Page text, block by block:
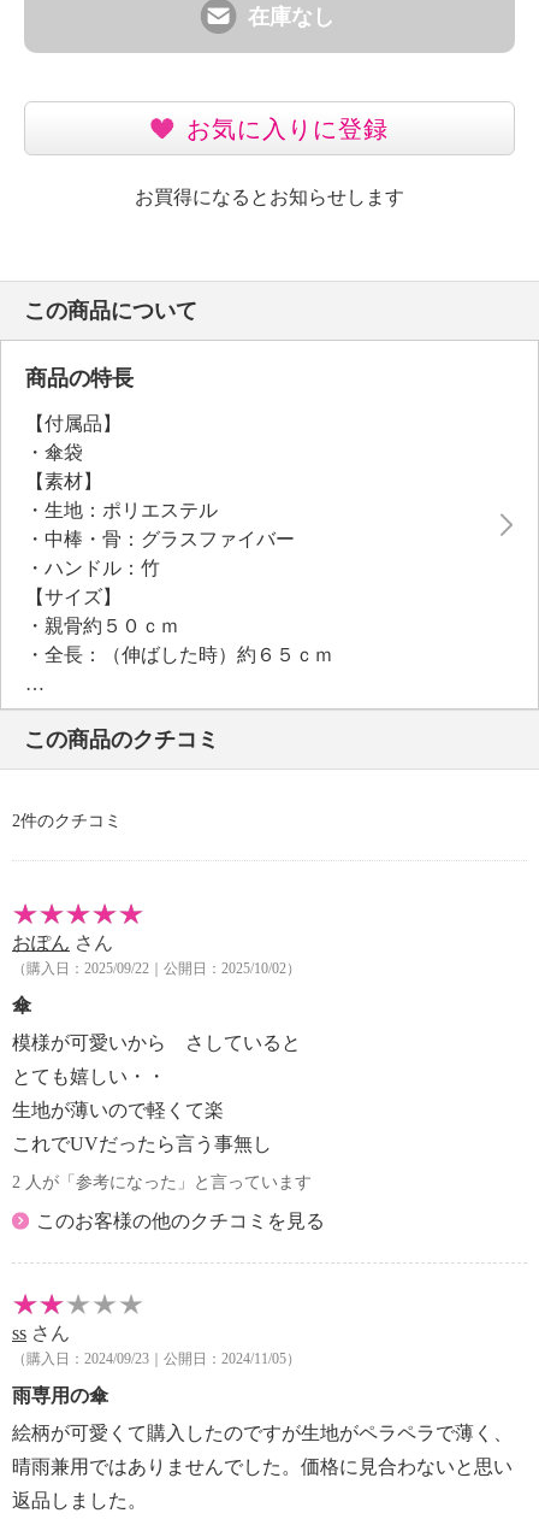
在庫なし
お気に入りに登録
お買得になるとお知らせします
この商品について
商品の特長
【付属品】
・傘袋
【素材】
・生地：ポリエステル
・中棒・骨：グラスファイバー
・ハンドル：竹
【サイズ】
・親骨約５０ｃｍ
・全長：（伸ばした時）約６５ｃｍ
：（折りたたみ時）約４１ｃｍ
【重さ】
・約２００ｇ
【個体差あり】
この商品のクチコミ
2件のクチコミ
おぽん さん
（購入日：2025/09/22｜公開日：2025/10/02）
傘
模様が可愛いから さしていると
とても嬉しい・・
生地が薄いので軽くて楽
これでUVだったら言う事無し
2 人が「参考になった」と言っています
このお客様の他のクチコミを見る
ss さん
（購入日：2024/09/23｜公開日：2024/11/05）
雨専用の傘
絵柄が可愛くて購入したのですが生地がペラペラで薄く、
晴雨兼用ではありませんでした。価格に見合わないと思い
返品しました。